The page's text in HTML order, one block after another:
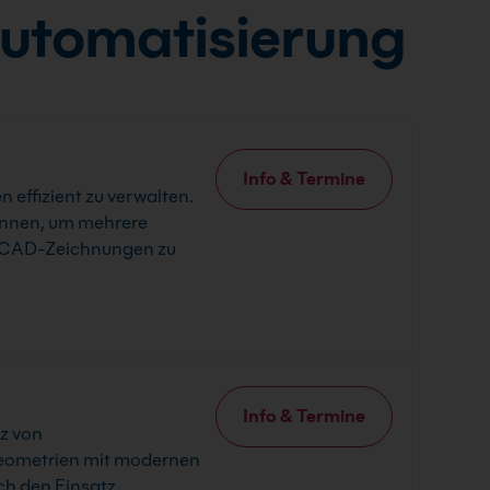
effizient zu verwalten.
um mehrere
Zeichnungen zu
Info & Termine
von
mit modernen
Info & Termine